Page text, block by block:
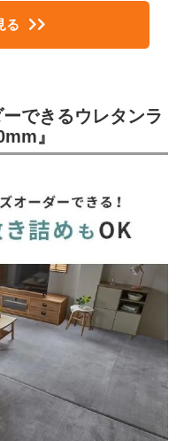
る
できるウレタンラ
』